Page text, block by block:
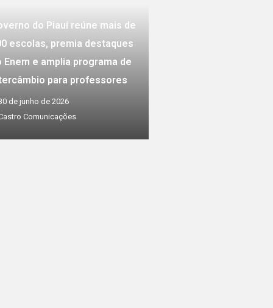
do Piauí reúne mais de
escolas, premia destaques
Enem e amplia programa de
para professores
de junho de 2026
Comunicações